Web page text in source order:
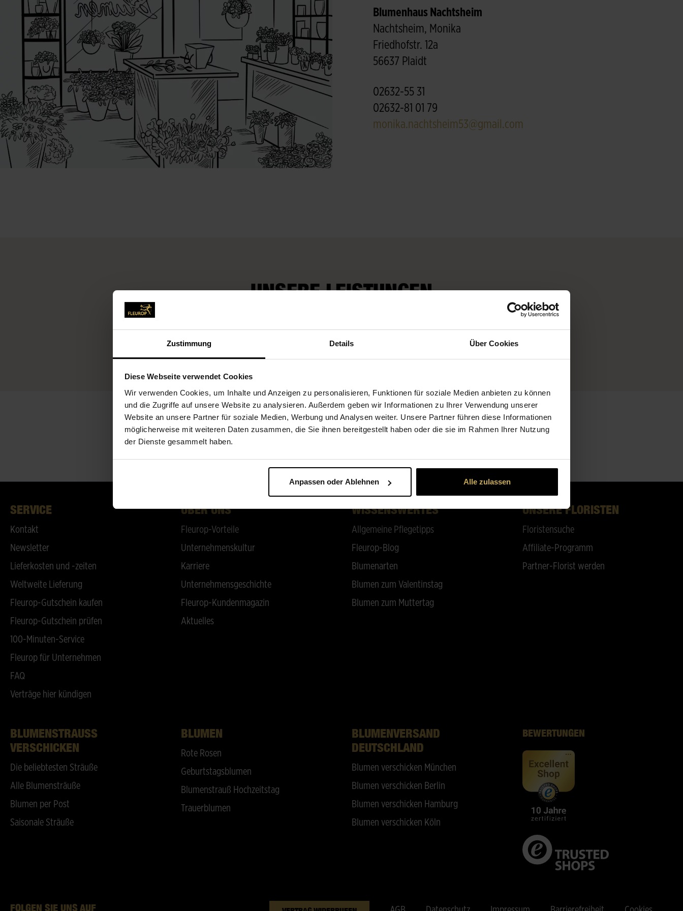
Zustimmung Details Über Cookies
Diese Webseite verwendet Cookies
Wir verwenden Cookies, um Inhalte und Anzeigen zu personalisieren, Funktionen für soziale Medien anbieten zu können
und die Zugriffe auf unsere Website zu analysieren. Außerdem geben wir Informationen zu Ihrer Verwendung unserer
Website an unsere Partner für soziale Medien, Werbung und Analysen weiter. Unsere Partner führen diese Informationen
möglicherweise mit weiteren Daten zusammen, die Sie ihnen bereitgestellt haben oder die sie im Rahmen Ihrer Nutzung
der Dienste gesammelt haben.
Anpassen oder Ablehnen Alle zulassen
Blumenhaus Nachtsheim
Nachtsheim, Monika
Friedhofstr. 12a
56637 Plaidt
02632-55 31
02632-81 01 79
monika.nachtsheim53@gmail.com
UNSERE LEISTUNGEN
SERVICE
Kontakt
Newsletter
Lieferkosten und -zeiten
Weltweite Lieferung
Fleurop-Gutschein kaufen
Fleurop-Gutschein prüfen
100-Minuten-Service
Fleurop für Unternehmen
FAQ
Verträge hier kündigen
ÜBER UNS
Fleurop-Vorteile
Unternehmenskultur
Karriere
Unternehmensgeschichte
Fleurop-Kundenmagazin
Aktuelles
WISSENSWERTES
Allgemeine Pflegetipps
Fleurop-Blog
Blumenarten
Blumen zum Valentinstag
Blumen zum Muttertag
UNSERE FLORISTEN
Floristensuche
Affiliate-Programm
Partner-Florist werden
BLUMENSTRAUSS V
ERSCHICKEN
Die beliebtesten Sträuße
Alle Blumensträuße
Blumen per Post
Saisonale Sträuße
BLUMEN
Rote Rosen
Geburtstagsblumen
Blumenstrauß Hochzeitstag
Trauerblumen
BLUMENVERSAND
DEUTSCHLAND
Blumen verschicken München
Blumen verschicken Berlin
Blumen verschicken Hamburg
Blumen verschicken Köln
BEWERTUNGEN
FOLGEN SIE UNS AUF